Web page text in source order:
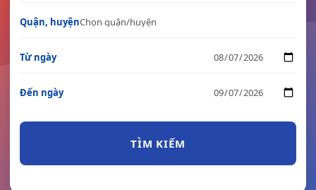
Quận, huyện
Từ ngày
Đến ngày
TÌM KIẾM